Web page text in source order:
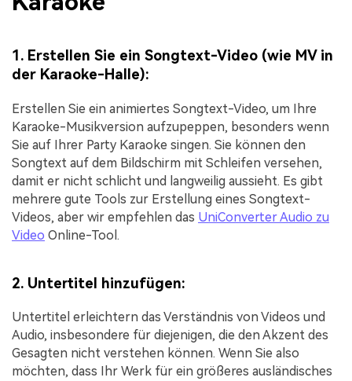
1. Erstellen Sie ein Songtext-Video (wie MV in
der Karaoke-Halle):
Erstellen Sie ein animiertes Songtext-Video, um Ihre
Karaoke-Musikversion aufzupeppen, besonders wenn
Sie auf Ihrer Party Karaoke singen. Sie können den
Songtext auf dem Bildschirm mit Schleifen versehen,
damit er nicht schlicht und langweilig aussieht. Es gibt
mehrere gute Tools zur Erstellung eines Songtext-
Videos, aber wir empfehlen das UniConverter Audio zu
Video Online-Tool.
2. Untertitel hinzufügen:
Untertitel erleichtern das Verständnis von Videos und
Audio, insbesondere für diejenigen, die den Akzent des
Gesagten nicht verstehen können. Wenn Sie also
möchten, dass Ihr Werk für ein größeres ausländisches